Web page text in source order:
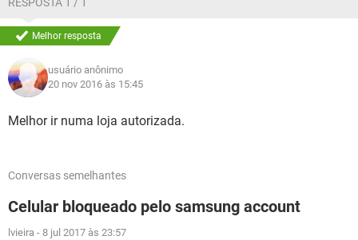
Melhor resposta
usuário anônimo
20 nov 2016 às 15:45
Melhor ir numa loja autorizada.
Conversas semelhantes
Celular bloqueado pelo samsung account
lvieira - 8 jul 2017 às 23:57